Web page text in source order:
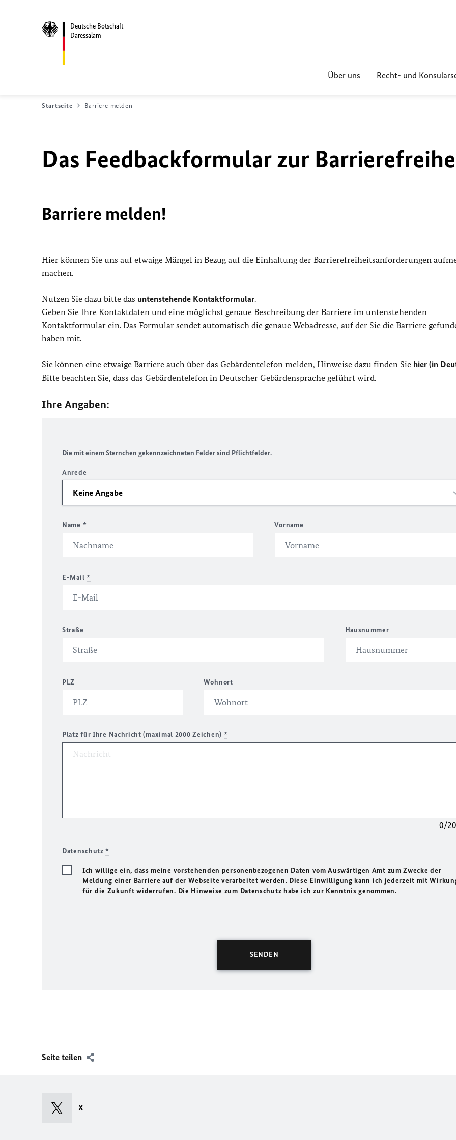
Deutsche Botschaft
Daressalam
Über uns Recht- und
Startseite Barriere melden
Das Feedbackformular zur
Barriere melden!
Hier können Sie uns auf etwaige Mängel in Bezug auf die Einhaltung der Barrierefreiheitsanforderungen
machen.
Nutzen Sie dazu bitte das untenstehende Kontaktformular.
Geben Sie Ihre Kontaktdaten und eine möglichst genaue Beschreibung der Barriere im untenstehenden
Kontaktformular ein. Das Formular sendet automatisch die genaue Webadresse, auf der Sie die Barriere
haben mit.
Sie können eine etwaige Barriere auch über das Gebärdentelefon melden, Hinweise dazu finden Sie hier (in
Bitte beachten Sie, dass das Gebärdentelefon in Deutscher Gebärdensprache geführt wird.
Ihre Angaben:
Die mit einem Sternchen gekennzeichneten Felder sind Pflichtfelder.
Anrede
Name * Vorname
E-Mail *
Straße Hausnummer
PLZ Wohnort
Platz für Ihre Nachricht (maximal 2000 Zeichen) *
0/
Datenschutz*
Ich willige ein, dass meine vorstehenden personenbezogenen Daten vom Auswärtigen Amt zum Zwecke der
Meldung einer Barriere auf der Webseite verarbeitet werden. Diese Einwilligung kann ich jederzeit mit
für die Zukunft widerrufen. Die Hinweise zum Datenschutz habe ich zur Kenntnis genommen.
Seite teilen
X